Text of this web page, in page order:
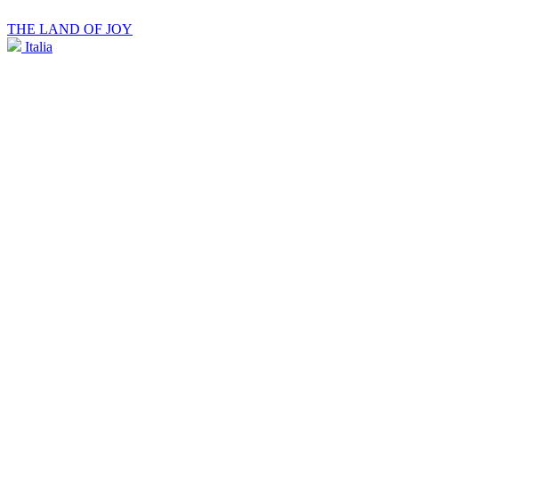
THE LAND OF JOY
Italia